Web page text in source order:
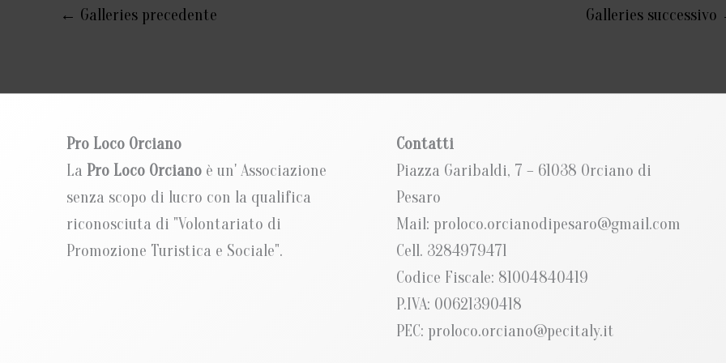
← Galleries precedente Galleries successivo
Pro Loco Orciano
La Pro Loco Orciano è un' Associazione
senza scopo di lucro con la qualifica
riconosciuta di "Volontariato di
Promozione Turistica e Sociale".
Contatti
Piazza Garibaldi, 7 – 61038 Orciano di
Pesaro
Mail: proloco.orcianodipesaro@gmail.com
Cell. 3284979471
Codice Fiscale: 81004840419
P.IVA: 00621390418
PEC: proloco.orciano@pecitaly.it